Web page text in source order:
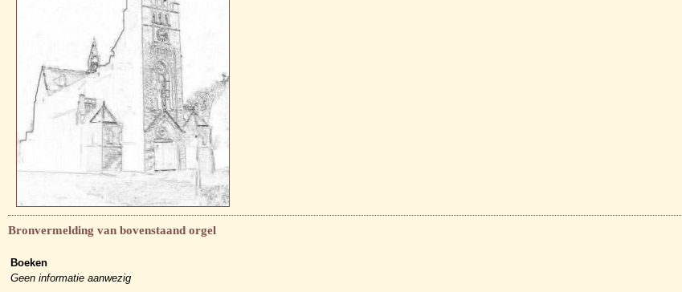
Bronvermelding van bovenstaand orgel
Boeken
Geen informatie aanwezig